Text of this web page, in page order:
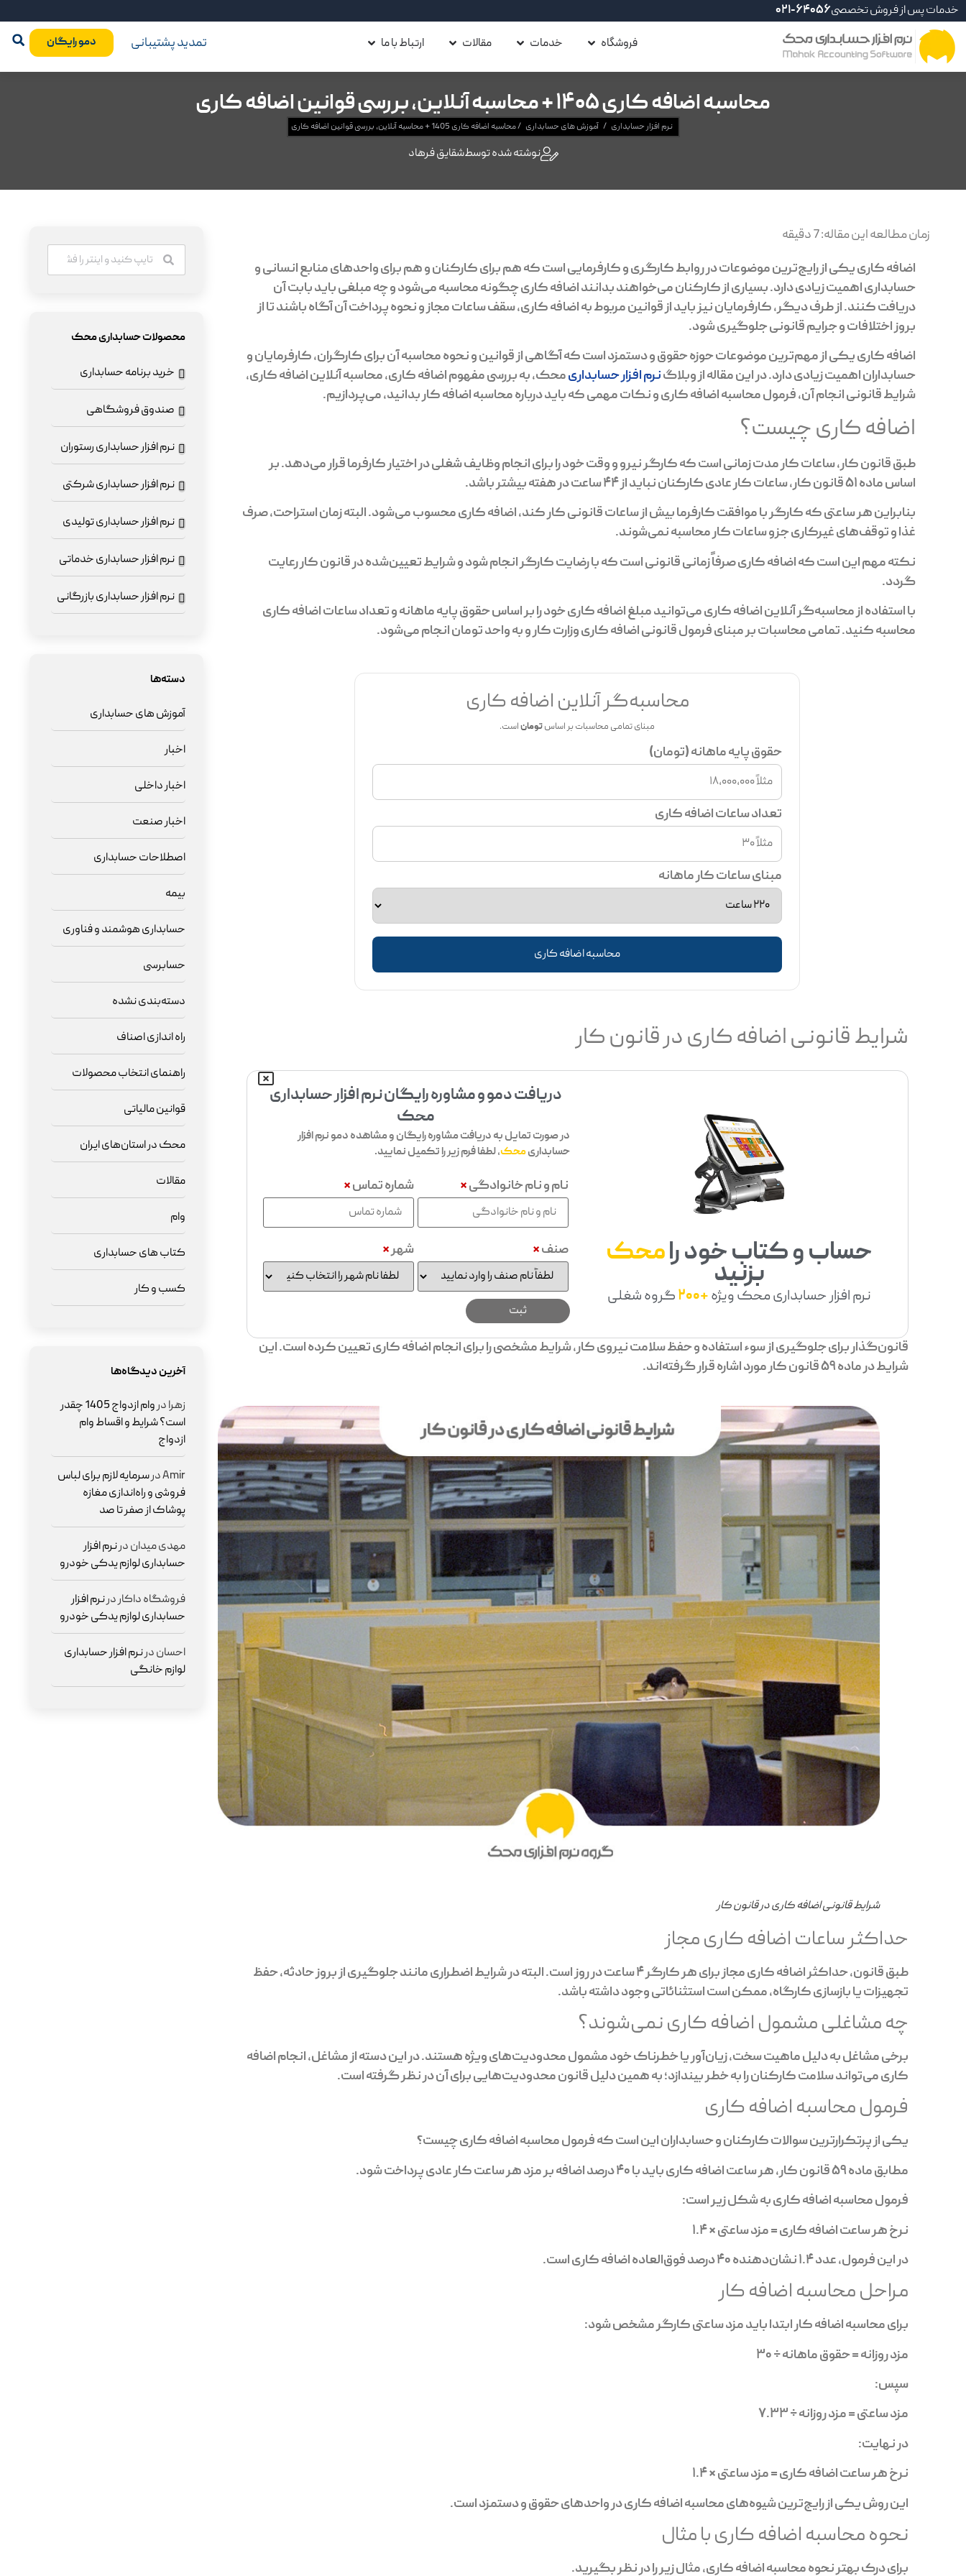
خدمات پس از فروش تخصصی021-64056
فروشگاه خدمات مقالات ارتباط با ما تمدید پشتیبانی دمو رایگان
محاسبه اضافه کاری 1405 + محاسبه آنلاین، بررسی قوانین اضافه کاری
نرم افزار حسابداری / آموزش های حسابداری /محاسبه اضافه کاری 1405 + محاسبه آنلاین، بررسی قوانین اضافه کاری
نوشته شده توسطشقایق فرهاد
زمان مطالعه این مقاله:7دقیقه
اضافه کاری یکی از رایج‌ترین موضوعات در روابط کارگری و کارفرمایی است که هم برای کارکنان و هم برای واحدهای منابع انسانی و
حسابداری اهمیت زیادی دارد. بسیاری از کارکنان می‌خواهند بدانند اضافه کاری چگونه محاسبه می‌شود و چه مبلغی باید بابت آن
دریافت کنند. از طرف دیگر، کارفرمایان نیز باید از قوانین مربوط به اضافه کاری، سقف ساعات مجاز و نحوه پرداخت آن آگاه باشند تا از
بروز اختلافات و جرایم قانونی جلوگیری شود.
اضافه کاری یکی از مهم‌ترین موضوعات حوزه حقوق و دستمزد است که آگاهی از قوانین و نحوه محاسبه آن برای کارگران، کارفرمایان و
حسابداران اهمیت زیادی دارد. در این مقاله از وبلاگنرم افزار حسابداریمحک، به بررسی مفهوم اضافه کاری، محاسبه آنلاین اضافه کاری،
شرایط قانونی انجام آن، فرمول محاسبه اضافه کاری و نکات مهمی که باید درباره محاسبه اضافه کار بدانید، می‌پردازیم.
اضافه کاری چیست؟
طبق قانون کار، ساعات کار مدت زمانی است که کارگر نیرو و وقت خود را برای انجام وظایف شغلی در اختیار کارفرما قرار می‌دهد. بر
اساس ماده 51 قانون کار، ساعات کار عادی کارکنان نباید از 44 ساعت در هفته بیشتر باشد.
بنابراین هر ساعتی که کارگر با موافقت کارفرما بیش از ساعات قانونی کار کند، اضافه کاری محسوب می‌شود. البته زمان استراحت، صرف
غذا و توقف‌های غیرکاری جزو ساعات کار محاسبه نمی‌شوند.
نکته مهم این است که اضافه کاری صرفاً زمانی قانونی است که با رضایت کارگر انجام شود و شرایط تعیین‌شده در قانون کار رعایت
گردد.
با استفاده از محاسبه‌گر آنلاین اضافه کاری می‌توانید مبلغ اضافه کاری خود را بر اساس حقوق پایه ماهانه و تعداد ساعات اضافه کاری
محاسبه کنید. تمامی محاسبات بر مبنای فرمول قانونی اضافه کاری وزارت کار و به واحد تومان انجام می‌شود.
محاسبه‌گر آنلاین اضافه کاری
مبنای تمامی محاسبات بر اساستوماناست.
حقوق پایه ماهانه (تومان)
تعداد ساعات اضافه کاری
مبنای ساعات کار ماهانه
محاسبه اضافه کاری
شرایط قانونی اضافه کاری در قانون کار
حساب و کتاب خود رامحک
بزنید
نرم افزار حسابداری محک ویژه+200 گروه شغلی
دریافت دمو و مشاوره رایگان نرم افزار حسابداری
محک
در صورت تمایل به دریافت مشاوره رایگان و مشاهده دمو نرم افزار
حسابداریمحک، لطفا فرم زیر را تکمیل نمایید.
نام و نام خانوادگی* شماره تماس*
صنف* شهر*
قانون‌گذار برای جلوگیری از سوء استفاده و حفظ سلامت نیروی کار، شرایط مشخصی را برای انجام اضافه کاری تعیین کرده است. این
شرایط در ماده 59 قانون کار مورد اشاره قرار گرفته‌اند.
شرایط قانونی اضافه کاری در قانون کار
حداکثر ساعات اضافه کاری مجاز
طبق قانون، حداکثر اضافه کاری مجاز برای هر کارگر 4 ساعت در روز است. البته در شرایط اضطراری مانند جلوگیری از بروز حادثه، حفظ
تجهیزات یا بازسازی کارگاه، ممکن است استثنائاتی وجود داشته باشد.
چه مشاغلی مشمول اضافه کاری نمی‌شوند؟
برخی مشاغل به دلیل ماهیت سخت، زیان‌آور یا خطرناک خود مشمول محدودیت‌های ویژه هستند. در این دسته از مشاغل، انجام اضافه
کاری می‌تواند سلامت کارکنان را به خطر بیندازد؛ به همین دلیل قانون محدودیت‌هایی برای آن در نظر گرفته است.
فرمول محاسبه اضافه کاری
یکی از پرتکرارترین سوالات کارکنان و حسابداران این است که فرمول محاسبه اضافه کاری چیست؟
مطابق ماده 59 قانون کار، هر ساعت اضافه کاری باید با 40 درصد اضافه بر مزد هر ساعت کار عادی پرداخت شود.
فرمول محاسبه اضافه کاری به شکل زیر است:
نرخ هر ساعت اضافه کاری = مزد ساعتی × 1.4
در این فرمول، عدد 1.4 نشان‌دهنده 40 درصد فوق‌العاده اضافه کاری است.
مراحل محاسبه اضافه کار
برای محاسبه اضافه کار ابتدا باید مزد ساعتی کارگر مشخص شود:
مزد روزانه = حقوق ماهانه ÷ 30
سپس:
مزد ساعتی = مزد روزانه ÷ 7.33
در نهایت:
نرخ هر ساعت اضافه کاری = مزد ساعتی × 1.4
این روش یکی از رایج‌ترین شیوه‌های محاسبه اضافه کاری در واحدهای حقوق و دستمزد است.
نحوه محاسبه اضافه کاری با مثال
برای درک بهتر نحوه محاسبه اضافه کاری، مثال زیر را در نظر بگیرید.
محصولات حسابداری محک
خرید برنامه حسابداری
صندوق فروشگاهی
نرم افزار حسابداری رستوران
نرم افزار حسابداری شرکتی
نرم افزار حسابداری تولیدی
نرم افزار حسابداری خدماتی
نرم افزار حسابداری بازرگانی
دسته‌ها
آموزش های حسابداری
اخبار
اخبار داخلی
اخبار صنعت
اصطلاحات حسابداری
بیمه
حسابداری هوشمند و فناوری
حسابرسی
دسته‌بندی نشده
راه اندازی اصناف
راهنمای انتخاب محصولات
قوانین مالیاتی
محک در استان‌های ایران
مقالات
وام
کتاب های حسابداری
کسب و کار
آخرین دیدگاه‌ها
زهرادر
وام ازدواج 1405 چقدر
است؟ شرایط و اقساط وام
ازدواج
Amirدرسرمایه لازم برای لباس
فروشی و راه‌اندازی مغازه
پوشاک از صفر تا صد
مهدی میداندرنرم افزار
حسابداری لوازم یدکی خودرو
فروشگاه داکاردرنرم افزار
حسابداری لوازم یدکی خودرو
احساندرنرم افزار حسابداری
لوازم خانگی